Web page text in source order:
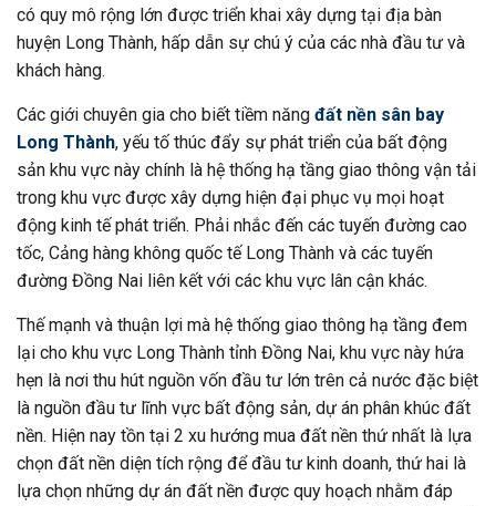
có quy mô rộng lớn được triển khai xây dựng tại địa bàn
huyện Long Thành, hấp dẫn sự chú ý của các nhà đầu tư và
khách hàng.
Các giới chuyên gia cho biết tiềm năng đất nền sân bay
Long Thành, yếu tố thúc đẩy sự phát triển của bất động
sản khu vực này chính là hệ thống hạ tầng giao thông vận tải
trong khu vực được xây dựng hiện đại phục vụ mọi hoạt
động kinh tế phát triển. Phải nhắc đến các tuyến đường cao
tốc, Cảng hàng không quốc tế Long Thành và các tuyến
đường Đồng Nai liên kết với các khu vực lân cận khác.
Thế mạnh và thuận lợi mà hệ thống giao thông hạ tầng đem
lại cho khu vực Long Thành tỉnh Đồng Nai, khu vực này hứa
hẹn là nơi thu hút nguồn vốn đầu tư lớn trên cả nước đặc biệt
là nguồn đầu tư lĩnh vực bất động sản, dự án phân khúc đất
nền. Hiện nay tồn tại 2 xu hướng mua đất nền thứ nhất là lựa
chọn đất nền diện tích rộng để đầu tư kinh doanh, thứ hai là
lựa chọn những dự án đất nền được quy hoạch nhằm đáp